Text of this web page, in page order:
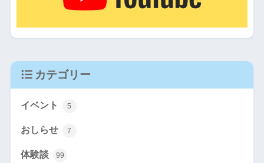
カテゴリー
イベント 5
おしらせ 7
体験談 99